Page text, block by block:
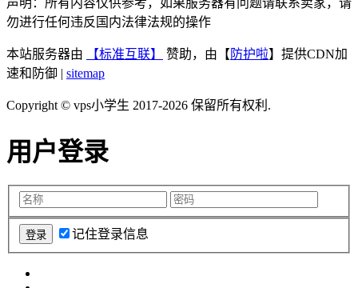
声明：所有内容仅供参考，如果服务器有问题请联系卖家，请
勿进行任何违反国内法律法规的操作
本站服务器由 【标准互联】 赞助，由【 防护啦】提供CDN加
速和防御 | sitemap
Copyright © vps小学生 2017-2026 保留所有权利.
用户登录
记住登录信息